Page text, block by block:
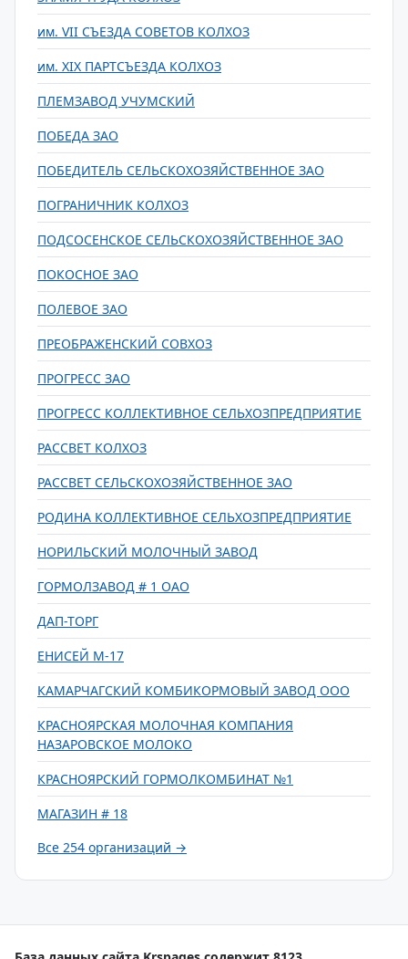
им. VII СЪЕЗДА СОВЕТОВ КОЛХОЗ
им. XIX ПАРТСЪЕЗДА КОЛХОЗ
ПЛЕМЗАВОД УЧУМСКИЙ
ПОБЕДА ЗАО
ПОБЕДИТЕЛЬ СЕЛЬСКОХОЗЯЙСТВЕННОЕ ЗАО
ПОГРАНИЧНИК КОЛХОЗ
ПОДСОСЕНСКОЕ СЕЛЬСКОХОЗЯЙСТВЕННОЕ ЗАО
ПОКОСНОЕ ЗАО
ПОЛЕВОЕ ЗАО
ПРЕОБРАЖЕНСКИЙ СОВХОЗ
ПРОГРЕСС ЗАО
ПРОГРЕСС КОЛЛЕКТИВНОЕ СЕЛЬХОЗПРЕДПРИЯТИЕ
РАССВЕТ КОЛХОЗ
РАССВЕТ СЕЛЬСКОХОЗЯЙСТВЕННОЕ ЗАО
РОДИНА КОЛЛЕКТИВНОЕ СЕЛЬХОЗПРЕДПРИЯТИЕ
НОРИЛЬСКИЙ МОЛОЧНЫЙ ЗАВОД
ГОРМОЛЗАВОД # 1 ОАО
ДАП-ТОРГ
ЕНИСЕЙ М-17
КАМАРЧАГСКИЙ КОМБИКОРМОВЫЙ ЗАВОД ООО
КРАСНОЯРСКАЯ МОЛОЧНАЯ КОМПАНИЯ
НАЗАРОВСКОЕ МОЛОКО
КРАСНОЯРСКИЙ ГОРМОЛКОМБИНАТ №1
МАГАЗИН # 18
Все 254 организаций →